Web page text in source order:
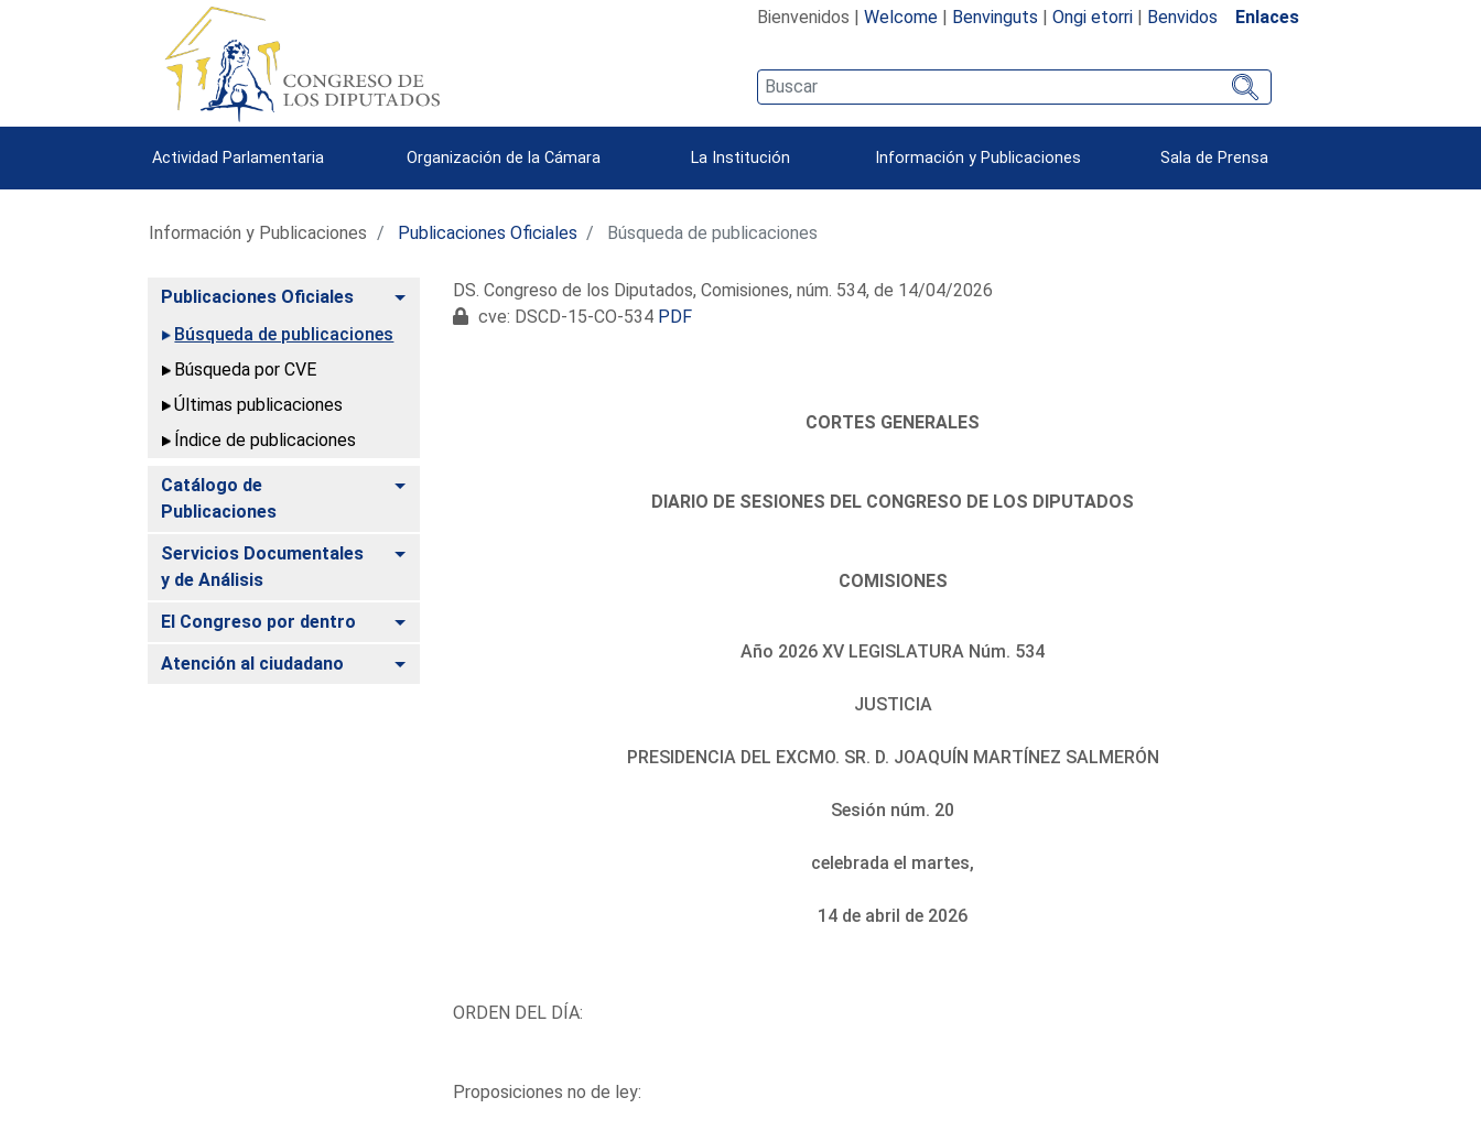
Bienvenidos | Welcome| Benvinguts | Ongi etorri| Benvidos Enlaces
Actividad Parlamentaria Organización de la Cámara La Institución Información y Publicaciones Sala de Prensa
Información y Publicaciones Publicaciones Oficiales Búsqueda de publicaciones
Publicaciones Oficiales
Alternar
Búsqueda de publicaciones
Búsqueda por CVE
Últimas publicaciones
Índice de publicaciones
Catálogo de
Publicaciones
Alternar
Servicios Documentales
y de Análisis
Alternar
El Congreso por dentro Alternar
Atención al ciudadano Alternar
DS. Congreso de los Diputados, Comisiones, núm. 534, de 14/04/2026
cve: DSCD-15-CO-534 PDF
CORTES GENERALES
DIARIO DE SESIONES DEL CONGRESO DE LOS DIPUTADOS
COMISIONES
Año 2026 XV LEGISLATURA Núm. 534
JUSTICIA
PRESIDENCIA DEL EXCMO. SR. D. JOAQUÍN MARTÍNEZ SALMERÓN
Sesión núm. 20
celebrada el martes,
14 de abril de 2026
ORDEN DEL DÍA:
Proposiciones no de ley: